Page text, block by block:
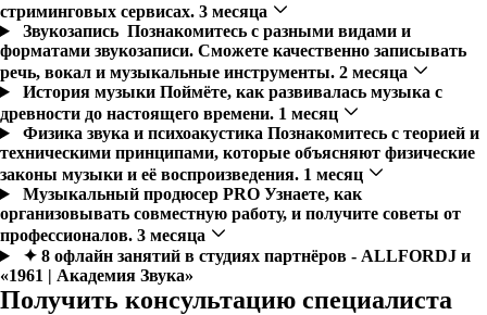
стриминговых сервисах. 3 месяца
Звукозапись Познакомитесь с разными видами и
форматами звукозаписи. Сможете качественно записывать
речь, вокал и музыкальные инструменты. 2 месяца
История музыки Поймёте, как развивалась музыка с
древности до настоящего времени. 1 месяц
Физика звука и психоакустика Познакомитесь с теорией и
техническими принципами, которые объясняют физические
законы музыки и её воспроизведения. 1 месяц
Музыкальный продюсер PRO Узнаете, как
организовывать совместную работу, и получите советы от
профессионалов. 3 месяца
✦ 8 офлайн занятий в студиях партнёров - ALLFORDJ и
«1961 | Академия Звука»
Получить консультацию специалиста